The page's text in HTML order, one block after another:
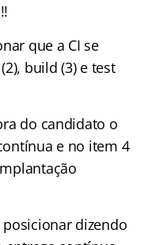
que a CI se
build (3) e test
do candidato o
e no item 4
dizendo